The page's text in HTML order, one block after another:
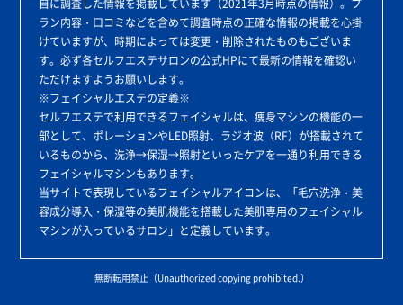
自に調査した情報を掲載しています（2021年3月時点の情報）。プ
ラン内容・口コミなどを含めて調査時点の正確な情報の掲載を心掛
けていますが、時期によっては変更・削除されたものもございま
す。必ず各セルフエステサロンの公式HPにて最新の情報を確認い
ただけますようお願いします。
※フェイシャルエステの定義※
セルフエステで利用できるフェイシャルは、痩身マシンの機能の一
部として、ポレーションやLED照射、ラジオ波（RF）が搭載されて
いるものから、洗浄→保湿→照射といったケアを一通り利用できる
フェイシャルマシンもあります。
当サイトで表現しているフェイシャルアイコンは、「毛穴洗浄・美
容成分導入・保湿等の美肌機能を搭載した美肌専用のフェイシャル
マシンが入っているサロン」と定義しています。
無断転用禁止（Unauthorized copying prohibited.）